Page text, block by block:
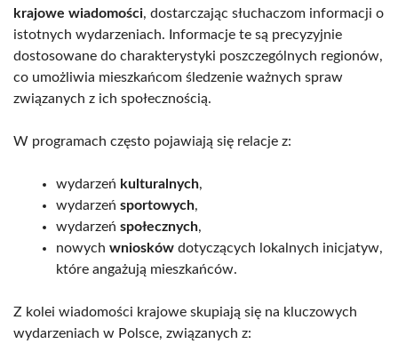
krajowe wiadomości, dostarczając słuchaczom informacji o
istotnych wydarzeniach. Informacje te są precyzyjnie
dostosowane do charakterystyki poszczególnych regionów,
co umożliwia mieszkańcom śledzenie ważnych spraw
związanych z ich społecznością.
W programach często pojawiają się relacje z:
wydarzeń kulturalnych,
wydarzeń sportowych,
wydarzeń społecznych,
nowych wniosków dotyczących lokalnych inicjatyw,
które angażują mieszkańców.
Z kolei wiadomości krajowe skupiają się na kluczowych
wydarzeniach w Polsce, związanych z: